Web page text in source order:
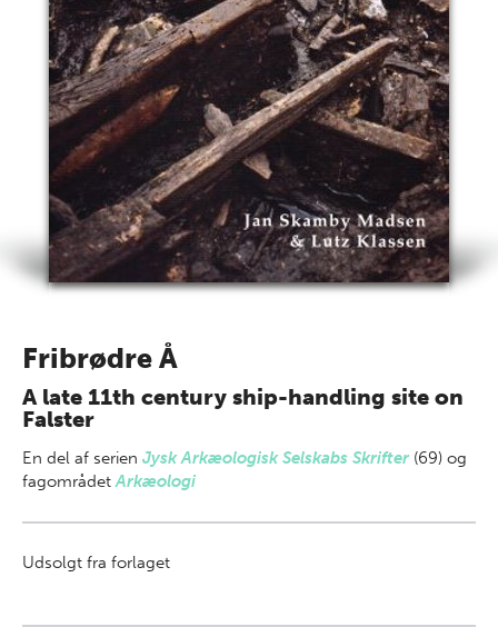
Fribrødre Å
A late 11th century ship-handling site on
Falster
En del af serien Jysk Arkæologisk Selskabs Skrifter (69) og
fagområdetArkæologi
Udsolgt fra forlaget